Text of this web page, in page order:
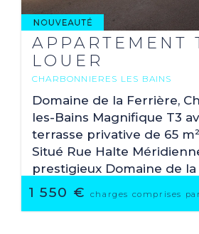
APPARTEMENT
LOUER
CHARBONNIERES LES BAINS
60.3 M2
1 550 € charges comprises
Domaine de la Ferrière,
les-Bains Magnifique T3
terrasse privative de 65
Situé Rue Halte
prestigieux Domaine de
venez ...